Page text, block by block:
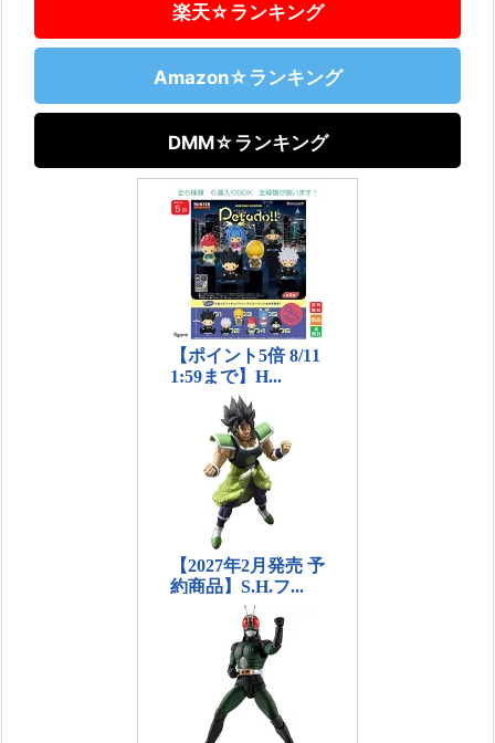
楽天☆ランキング
Amazon☆ランキング
DMM☆ランキング